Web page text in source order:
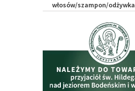
włosów/szampon/odżywka